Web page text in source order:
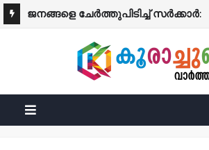
​ജനങ്ങളെ ചേർത്തുപിടിച്ച് സർക്കാർ:
ധനസഹായ പ്രഖ്യാപനം!
ഇൻഷുറൻസ് ഇല്ലാത്ത